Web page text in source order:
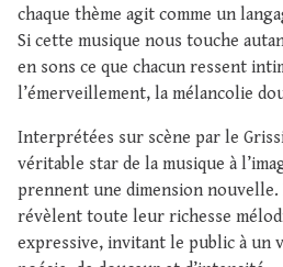
chaque thème agit comme un
Si cette musique nous touche
en sons ce que chacun ressent
l’émerveillement, la mélancolie
Interprétées sur scène par le
véritable star de la musique à
prennent une dimension nouvelle.
révèlent toute leur richesse
expressive, invitant le public à un